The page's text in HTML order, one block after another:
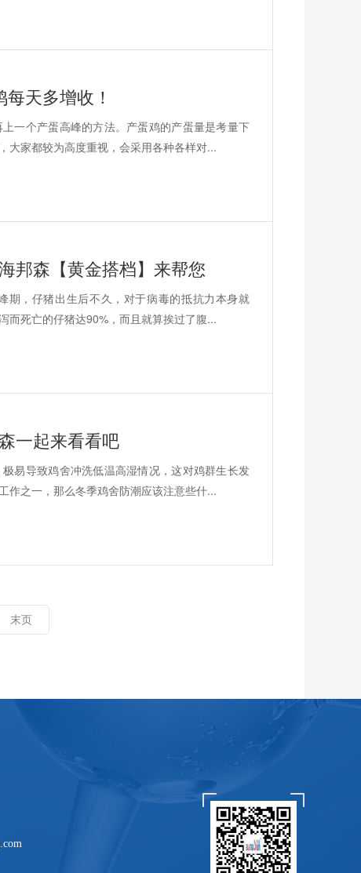
天多增收！
一个产蛋高峰的方法。产蛋鸡的产蛋量是考量下
大家都较为高度重视，会采用各种各样对...
邦森【黄金搭档】来帮您
期，仔猪出生后不久，对于病毒的抵抗力本身就
而死亡的仔猪达90%，而且就算挨过了腹...
一起来看看吧
易导致鸡舍冲洗低温高湿情况，这对鸡群生长发
作之一，那么冬季鸡舍防潮应该注意些什...
末页